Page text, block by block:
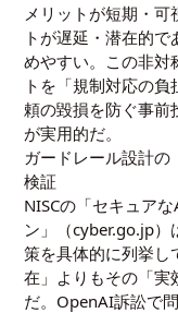
メリットが短期・
トが遅延・潜在的
めやすい。この非対
トを「規制対応の
頼の毀損を防ぐ事前
が実用的だ。
ガードレール設計
検証
NISCの「セキュア
ン」（cyber.go.jp）
策を具体的に列挙し
在」よりもその「実
だ。OpenAI訴訟で